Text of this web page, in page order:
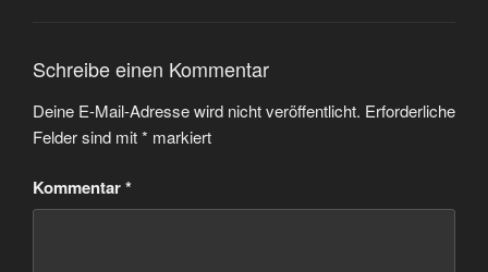
Schreibe einen Kommentar
Deine E-Mail-Adresse wird nicht veröffentlicht. Erforderliche
Felder sind mit* markiert
Kommentar*